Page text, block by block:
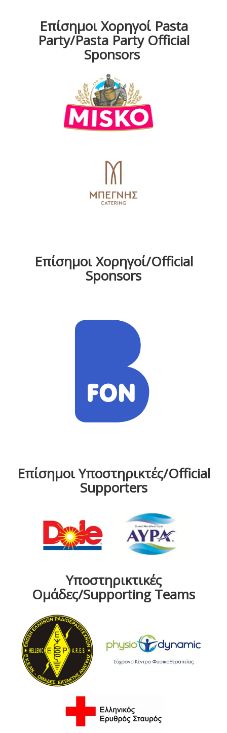
Επίσημοι Χορηγοί Pasta
Party/Pasta Party Official
Sponsors
Επίσημοι Χορηγοί/Official
Sponsors
Επίσημοι Υποστηρικτές/Official
Supporters
Υποστηρικτικές
Ομάδες/Supporting Teams